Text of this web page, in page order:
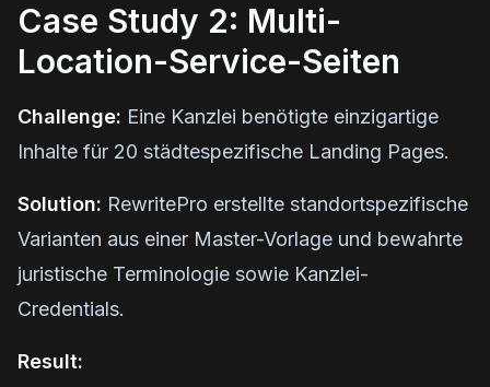
Case Study 2: Multi-
Location-Service-Seiten
Challenge: Eine Kanzlei benötigte einzigartige
Inhalte für 20 städtespezifische Landing Pages.
Solution: RewritePro erstellte standortspezifische
Varianten aus einer Master-Vorlage und bewahrte
juristische Terminologie sowie Kanzlei-
Credentials.
Result: